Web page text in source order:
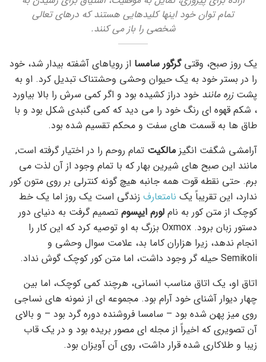
تمام توان خود اینها کلیدهایی هستند که درهای تعالی
شخصی را باز می کنند.
یک روز صبح، وقتیگرگور سامسا از رویاهای آشفته بیدار شد، خود
را در بستر خود به یک حیوان وحشی وحشتناک تبدیل کرد. او به
پشتزره مانند خود دراز کشیده بود و اگر کمی سرش را بالا بیاورد
، شکم قهوه ای رنگ خود را می دید که کمی گنبدی شکل بود و با
طاق ها به قسمت های سفت و محکم تقسیم شده بود.
آرامشی شگفت انگیز مالکیت تمام روحم را در اختیار گرفته است,
مانند این صبح های شیرین بهار که با تمام وجود از آن لذت می
برم. حتی نقطه قوت همه جانبه هیچ گونه کنترلی بر روی متون کور
ندارد، این تقریباً یک نامتعارف زندگی است یک روز اما یک خط
کوچک از متن کور به نام لورم ایپسوم تصمیم گرفت به دنیای دور
دستور زبان برود. Oxmox بزرگ به او توصیه کرد که این کار را
انجام ندهد، زیرا هزاران کاما بد، علامت سوال وحشی و
Semikoli حیله گر وجود داشت، اما متن کور کوچک گوش نداد.
اتاق او، یک اتاق مناسب انسانی، هرچند کمی کوچک، اما بین
چهار دیوار آشنای خود آرام بود. مجموعه ای از نمونه های نساجی
روی میز پهن شده بود – سامسا فروشنده دوره گرد بود – و بالای
آن تصویری که اخیراً از مجله ای مصور بریده بود و در یک قاب
زیبا و طلاکاری شده قرار داشت، روی آن آویزان بود.